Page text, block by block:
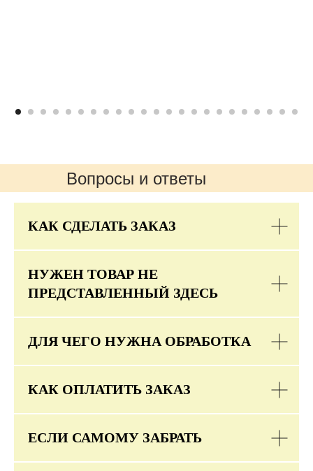
Вопросы и ответы
КАК СДЕЛАТЬ ЗАКАЗ
НУЖЕН ТОВАР НЕ
ПРЕДСТАВЛЕННЫЙ ЗДЕСЬ
ДЛЯ ЧЕГО НУЖНА ОБРАБОТКА
КАК ОПЛАТИТЬ ЗАКАЗ
ЕСЛИ САМОМУ ЗАБРАТЬ